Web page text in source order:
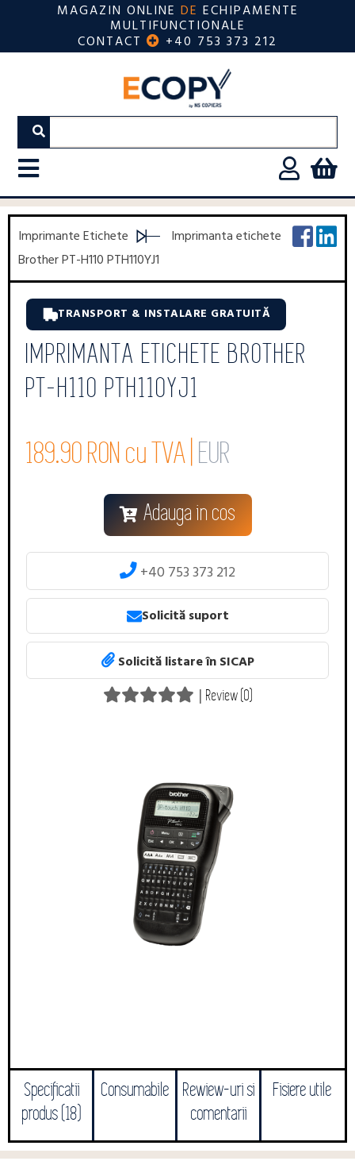
MAGAZIN ONLINE DE ECHIPAMENTE
MULTIFUNCTIONALE
CONTACT +40 753 373 212
Imprimante Etichete
Imprimanta etichete
Brother PT-H110 PTH110YJ1
TRANSPORT & INSTALARE GRATUITĂ
IMPRIMANTA ETICHETE BROTHER
PT-H110 PTH110YJ1
189.90 RON cu TVA | EUR
Adauga in cos
+40 753 373 212
Solicită suport
Solicită listare în SICAP
| Review (0)
Specificatii
produs (18)
Consumabile
Rewiew-uri si
comentarii
Fisiere utile